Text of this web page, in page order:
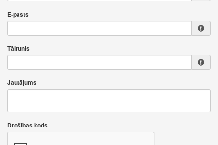
E-pasts
Tālrunis
Jautājums
Drošības kods